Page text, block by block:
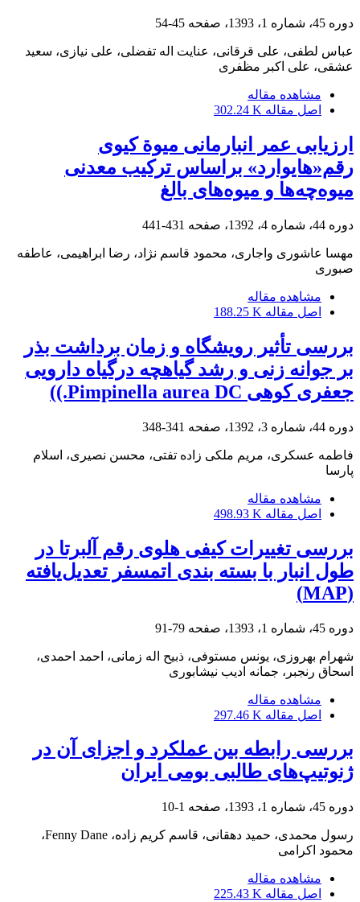
دوره 45، شماره 1، 1393، صفحه 45-54
عباس لطفی، علی قرقانی، عنایت اله تفضلی، علی نیازی، سعید
عشقی، علی اکبر مظفری
مشاهده مقاله
اصل مقاله 302.24 K
ارزیابی عمر انبارمانی میوة کیوی
رقم«هایوارد» بر‌اساس ترکیب معدنی
میوه‌چه‌ها و میوه‌های بالغ
دوره 44، شماره 4، 1392، صفحه 431-441
مهسا عاشوری واجاری، محمود قاسم نژاد، رضا ابراهیمی، عاطفه
صبوری
مشاهده مقاله
اصل مقاله 188.25 K
بررسی تأثیر رویشگاه و زمان برداشت بذر
بر جوانه زنی و رشد گیاهچه درگیاه دارویی
جعفری کوهی Pimpinella aurea DC.))
دوره 44، شماره 3، 1392، صفحه 341-348
فاطمه عسکری، مریم ملکی زاده تفتی، محسن نصیری، اسلام
پارسا
مشاهده مقاله
اصل مقاله 498.93 K
بررسی تغییرات کیفی هلوی رقم آلبرتا در
طول انبار با بسته ‏بندی اتمسفر تعدیل‌یافته
(MAP)
دوره 45، شماره 1، 1393، صفحه 79-91
شهرام بهروزی، یونس مستوفی، ذبیح اله زمانی، احمد احمدی،
اسحاق رنجبر، جمانه ادیب نیشابوری
مشاهده مقاله
اصل مقاله 297.46 K
بررسی رابطه بین عملکرد و اجزای آن در
ژنوتیپ‌های طالبی بومی ایران
دوره 45، شماره 1، 1393، صفحه 1-10
رسول محمدی، حمید دهقانی، قاسم کریم زاده، Fenny Dane،
محمود اکرامی
مشاهده مقاله
اصل مقاله 225.43 K